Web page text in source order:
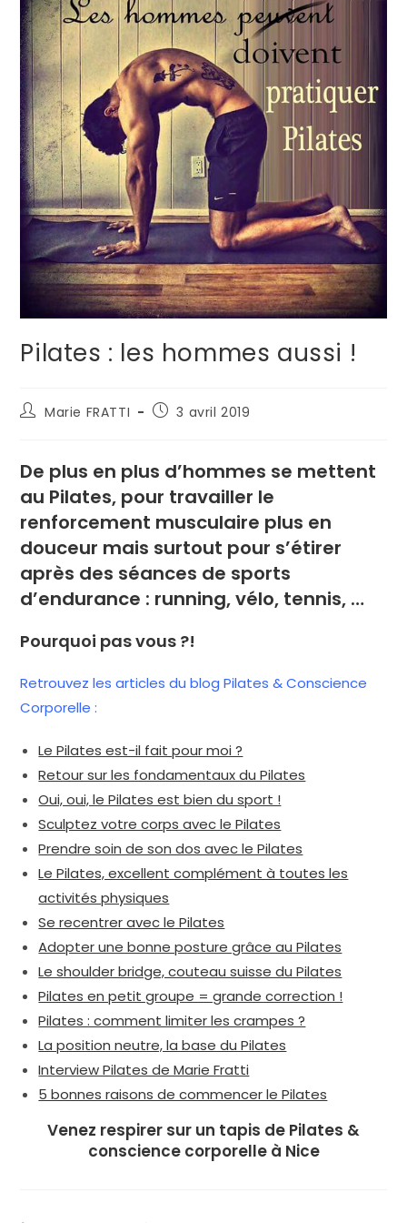
Pilates : les hommes aussi !
Auteur/autrice
publication :
Marie FRATTI
Publication
3 avril 2019
De plus en plus d’hommes se mettent
au Pilates, pour travailler le
renforcement musculaire plus en
douceur mais surtout pour s’étirer
après des séances de sports
d’endurance : running, vélo, tennis, …
Pourquoi pas vous ?!
Retrouvez les articles du blog Pilates & Conscience
Corporelle :
Le Pilates est-il fait pour moi ?
Retour sur les fondamentaux du Pilates
Oui, oui, le Pilates est bien du sport !
Sculptez votre corps avec le Pilates
Prendre soin de son dos avec le Pilates
Le Pilates, excellent complément à toutes les
activités physiques
Se recentrer avec le Pilates
Adopter une bonne posture grâce au Pilates
Le shoulder bridge, couteau suisse du Pilates
Pilates en petit groupe = grande correction !
Pilates : comment limiter les crampes ?
La position neutre, la base du Pilates
Interview Pilates de Marie Fratti
5 bonnes raisons de commencer le Pilates
Venez respirer sur un tapis de Pilates &
conscience corporelle à Nice